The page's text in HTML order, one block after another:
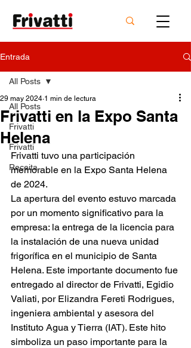
Entrada
All Posts
Frivatti
Frivatti
Receita
All Posts
Frivatti en la Expo Santa
Helena
29 may 2024 1 min de lectura
Frivatti tuvo una participación
memorable en la Expo Santa Helena
de 2024.
La apertura del evento estuvo marcada
por un momento significativo para la
empresa: la entrega de la licencia para
la instalación de una nueva unidad
frigorífica en el municipio de Santa
Helena. Este importante documento fue
entregado al director de Frivatti, Egidio
Valiati, por Elizandra Fereti Rodrigues,
ingeniera ambiental y asesora del
Instituto Agua y Tierra (IAT). Este hito
simboliza un paso importante para la